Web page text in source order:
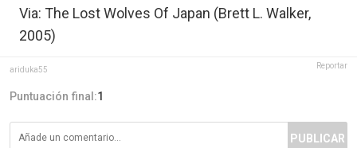
Via: The Lost Wolves Of Japan (Brett L. Walker,
2005)
ariduka55 Reportar
Puntuación final:1
PUBLICAR